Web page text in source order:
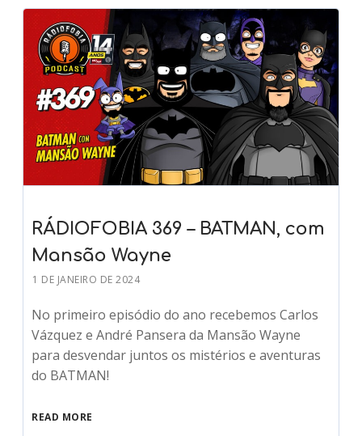
RÁDIOFOBIA 369 – BATMAN, com
Mansão Wayne
1 DE JANEIRO DE 2024
No primeiro episódio do ano recebemos Carlos
Vázquez e André Pansera da Mansão Wayne
para desvendar juntos os mistérios e aventuras
do BATMAN!
READ MORE